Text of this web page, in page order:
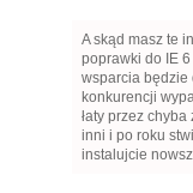
A skąd masz te
poprawki do IE
wsparcia będzie
konkurencji
łaty przez
inni i po roku
instalujcie